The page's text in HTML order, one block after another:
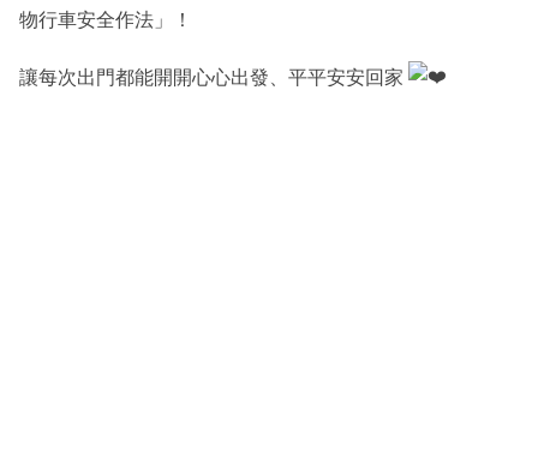
物行車安全作法」！
讓每次出門都能開開心心出發、平平安安回家